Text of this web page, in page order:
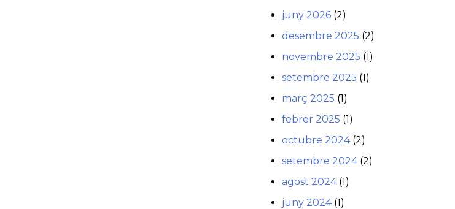
juny 2026 (2)
desembre 2025 (2)
novembre 2025 (1)
setembre 2025 (1)
març 2025 (1)
febrer 2025 (1)
octubre 2024(2)
setembre 2024(2)
agost 2024(1)
juny 2024(1)